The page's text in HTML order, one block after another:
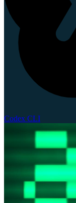
Codex CLI